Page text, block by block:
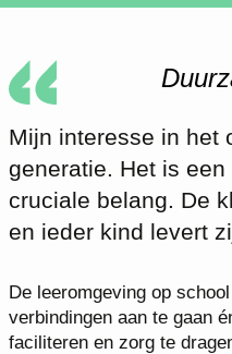
Mijn interesse in het
generatie. Het is
cruciale belang. De
en ieder kind levert
De leeromgeving op
verbindingen aan te gaan
faciliteren en zorg te